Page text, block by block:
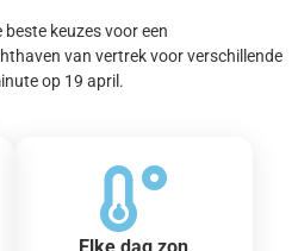
keuzes voor een
van vertrek voor verschillende
op 19 april.
Elke dag zon